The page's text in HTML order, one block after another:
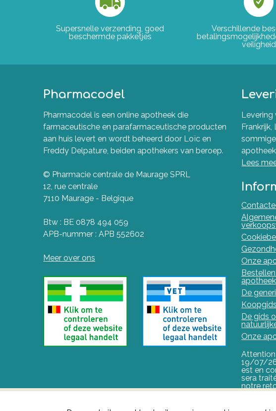
Supersnelle verzending, goed
beschermde pakketjes
Verschillende
veiligheid
Pharmacodel
Pharmacodel is een online apotheek die
farmaceutische en parafarmaceutische producten
aan huis levert en wordt beheerd door Loïc en
Freddy Delpature, beiden apothekers van beroep.
© Pharmacie centrale de Maurage SPRL
12, rue centrale
7110 Maurage - Belgique
Btw : BE 0878 494 059
APB-nummer : APB 552602
Meer over ons
Levering
Lees
Onze
apotheek
De
De gids
Onze
19/07/
est en
sera
notre
d'arrivée.